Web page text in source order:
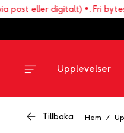
eller digitalt) •. Fri bytesrätt
Upplevelser
Tillbaka Hem /